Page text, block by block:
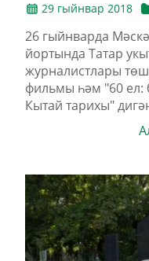
29 гыйнвар 2018
26 гыйнварда
йортында Татар
журналистлары
фильмы һәм "60 ел:
Кытай тарихы"